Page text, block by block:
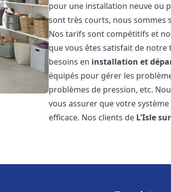
pour une installation neuve ou
sont très courts, nous sommes
Nos tarifs sont compétitifs et
que vous êtes satisfait de
besoins en installation et
équipés pour gérer les
problèmes de pression, etc.
vous assurer que votre
efficace. Nos clients de L'Isle